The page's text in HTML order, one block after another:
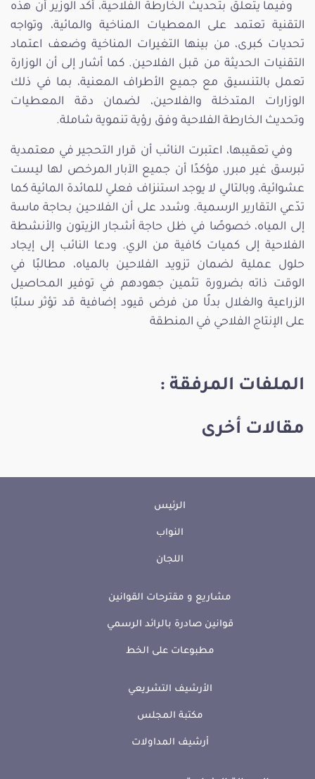
وفيما يتعلق بتحديث الخارطة الفلاحية، أكد الوزير أن هذه
التقنية تعتمد على المعطيات المناخية والمائية، وتواجه
تحديات كبرى، من بينها التغيرات المناخية وضعف اعتماد
التقنيات الحديثة من قبل الفلاحين. كما أشار إلى أن الوزارة
تعمل بالتنسيق مع جميع الأطراف المعنية، بما في ذلك
الوزارات المتدخلة والفلاحين، لضمان دقة المعطيات
وتحديث الخارطة الفلاحية وفق رؤية تنموية شاملة.
وفي تعقيبها، اعتبرت النائب أن قرار التحجير في معتمدية
تبرسق غير مبرر، مؤكدًا أن جميع الآبار المرخص لها ليست
عشوائية، وبالتالي لا يوجد استنزاف فعلي للمائدة المائية كما
تدّعي التقارير الرسمية. وشدد على أن الفلاحين بحاجة ماسة
إلى المياه، خصوصًا في ظل حاجة أشجار الزيتون والأنشطة
الفلاحية إلى كميات كافية من الري. ودعا النائب إلى إيجاد
حلول عملية لضمان تزويد الفلاحين بالمياه، مطالبًا في
الوقت ذاته بضرورة تثمين جهودهم في توفير المحاصيل
الزراعية والغلال بدلًا من فرض قيود إضافية قد تؤثر سلبًا
على الإنتاج الفلاحي في المنطقة
الملفات المرفقة :
مقالات أخرى
الرئيس
النواب
اللجان
مشاريع و مقترحات القوانين
قوانين صادرة بالرائد الرسمي
مطبوعات على الخط
الأرشيف التشريعي
مكتبة المجلس
أرشيف المداولات